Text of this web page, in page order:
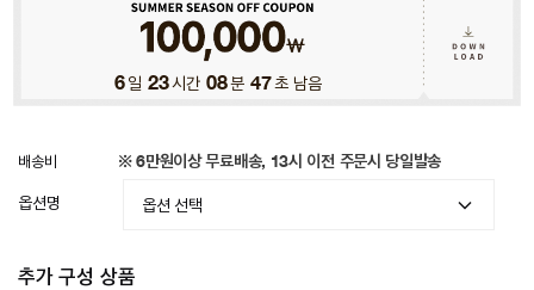
6일 23시간 08분 44초 남음
배송비 ※ 6만원이상 무료배송, 13시 이전 주문시 당일발송
옵션명
추가 구성 상품